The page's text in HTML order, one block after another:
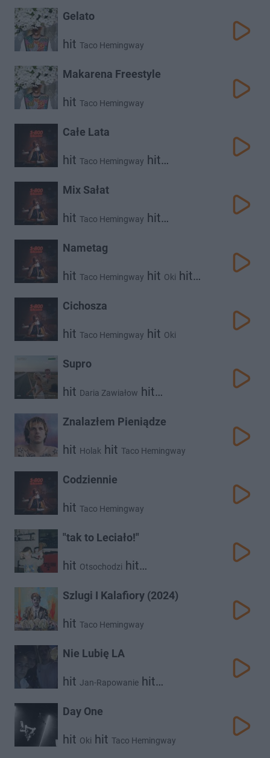
Taco Hemingway
Gelato
hit Taco Hemingway
Makarena Freestyle
hit Taco Hemingway
Całe Lata
hit Taco Hemingway hit
Mix Sałat
hit Taco Hemingway hit
Nametag
hit Taco Hemingway hit Oki hit
Cichosza
hit Taco Hemingway hit Oki
Supro
hit Daria Zawiałow hit
Znalazłem Pieniądze
hit Holak hit Taco Hemingway
Codziennie
hit Taco Hemingway
"tak to Leciało!"
hit Otsochodzi hit
Szlugi I Kalafiory (2024)
hit Taco Hemingway
Nie Lubię LA
hit Jan-Rapowanie hit
Day One
hit Oki hit Taco Hemingway